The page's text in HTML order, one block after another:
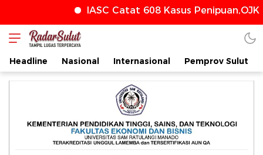
IASC Catat 608 Kasus Penipuan,OJK
radarsulut.com
Headline Nasional Internasional Pemprov Sulut